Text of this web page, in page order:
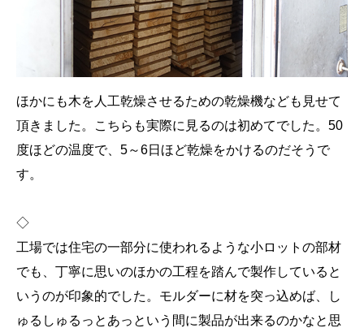
ほかにも木を人工乾燥させるための乾燥機なども見せて
頂きました。こちらも実際に見るのは初めてでした。50
度ほどの温度で、5～6日ほど乾燥をかけるのだそうで
す。
◇
工場では住宅の一部分に使われるような小ロットの部材
でも、丁寧に思いのほかの工程を踏んで製作していると
いうのが印象的でした。モルダーに材を突っ込めば、し
ゅるしゅるっとあっという間に製品が出来るのかなと思